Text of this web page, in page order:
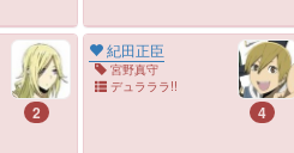
2
紀田正臣
宮野真守
デュラララ!!
4